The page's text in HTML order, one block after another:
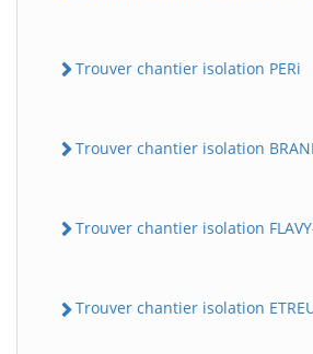
Trouver chantier isolation PERi
Trouver chantier isolation
Trouver chantier isolation
Trouver chantier isolation